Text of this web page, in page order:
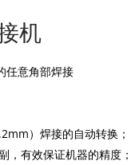
机
任意角部焊接
）焊接的自动转换；
，有效保证机器的精度；